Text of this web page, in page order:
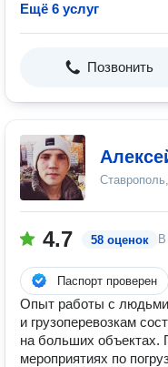
Ещё 6 услуг
Позвонить
4.7 58 оценок
Паспорт проверен
Опыт работы с людьми
и грузоперевозкам
на больших объектах.
мероприятиях по